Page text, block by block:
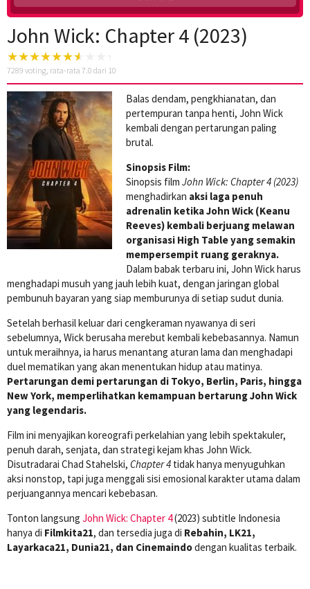
John Wick: Chapter 4 (2023)
7289 voting, rata-rata 7.0 dari 10
Balas dendam, pengkhianatan, dan
pertempuran tanpa henti, John Wick
kembali dengan pertarungan paling
brutal.
Sinopsis Film:
Sinopsis film John Wick: Chapter 4 (2023)
menghadirkan aksi laga penuh
adrenalin ketika John Wick (Keanu
Reeves) kembali berjuang melawan
organisasi High Table yang semakin
mempersempit ruang geraknya.
Dalam babak terbaru ini, John Wick harus
menghadapi musuh yang jauh lebih kuat, dengan jaringan global
pembunuh bayaran yang siap memburunya di setiap sudut dunia.
Setelah berhasil keluar dari cengkeraman nyawanya di seri
sebelumnya, Wick berusaha merebut kembali kebebasannya. Namun
untuk meraihnya, ia harus menantang aturan lama dan menghadapi
duel mematikan yang akan menentukan hidup atau matinya.
Pertarungan demi pertarungan di Tokyo, Berlin, Paris, hingga
New York, memperlihatkan kemampuan bertarung John Wick
yang legendaris.
Film ini menyajikan koreografi perkelahian yang lebih spektakuler,
penuh darah, senjata, dan strategi kejam khas John Wick.
Disutradarai Chad Stahelski, Chapter 4 tidak hanya menyuguhkan
aksi nonstop, tapi juga menggali sisi emosional karakter utama dalam
perjuangannya mencari kebebasan.
Tonton langsung John Wick: Chapter 4(2023) subtitle Indonesia
hanya di Filmkita21, dan tersedia juga di Rebahin, LK21,
Layarkaca21, Dunia21, dan Cinemaindodengan kualitas terbaik.